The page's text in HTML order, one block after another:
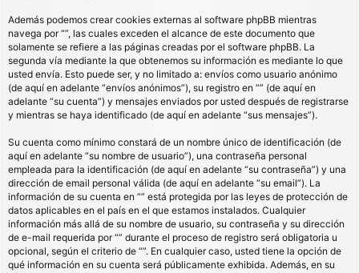
Además podemos crear cookies externas al software phpBB mientras
navega por “”, las cuales exceden el alcance de este documento que
solamente se refiere a las páginas creadas por el software phpBB. La
segunda vía mediante la que obtenemos su información es mediante lo que
usted envía. Esto puede ser, y no limitado a: envíos como usuario anónimo
(de aquí en adelante “envíos anónimos”), su registro en “” (de aquí en
adelante “su cuenta”) y mensajes enviados por usted después de registrarse
y mientras se haya identificado (de aquí en adelante “sus mensajes”).
Su cuenta como mínimo constará de un nombre único de identificación (de
aquí en adelante “su nombre de usuario”), una contraseña personal
empleada para la identificación (de aquí en adelante “su contraseña”) y una
dirección de email personal válida (de aquí en adelante “su email”). La
información de su cuenta en “” está protegida por las leyes de protección de
datos aplicables en el país en el que estamos instalados. Cualquier
información más allá de su nombre de usuario, su contraseña y su dirección
de e-mail requerida por “” durante el proceso de registro será obligatoria u
opcional, según el criterio de “”. En cualquier caso, usted tiene la opción de
qué información en su cuenta será públicamente exhibida. Además, en su